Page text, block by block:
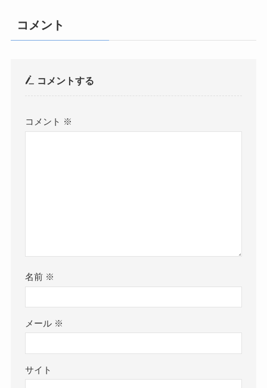
コメント
コメントする
コメント ※
名前 ※
メール ※
サイト